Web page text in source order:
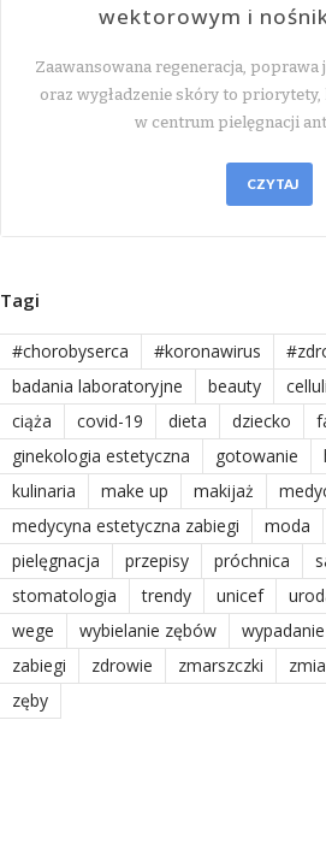
wektorowym i
Zaawansowana regeneracja,
oraz wygładzenie skóry to priorytety,
w centrum pielęgnacji
CZYTAJ
Tagi
#chorobyserca #koronawirus
badania laboratoryjne
beauty
ciąża
covid-19 dieta dziecko
ginekologia estetyczna
gotowanie
kulinaria
make up makijaż
medycyna estetyczna zabiegi
moda
pielęgnacja
przepisy próchnica
stomatologia
trendy unicef
wege
wybielanie zębów
zabiegi
zdrowie zmarszczki
zęby